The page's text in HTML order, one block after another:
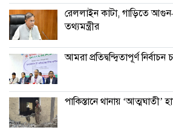
রেললাইন কাটা, গাড়িতে
তথ্যমন্ত্রীর
আমরা প্রতিদ্বন্দ্বিতাপূর্ণ নির্বাচন
পাকিস্তানে থানায়